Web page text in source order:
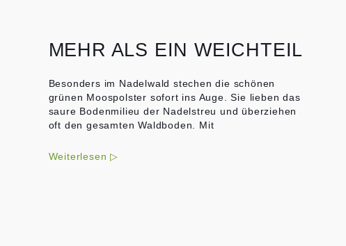
MEHR ALS EIN WEICHTEIL
Besonders im Nadelwald stechen die schönen
grünen Moospolster sofort ins Auge. Sie lieben das
saure Bodenmilieu der Nadelstreu und überziehen
oft den gesamten Waldboden. Mit
Weiterlesen ▷